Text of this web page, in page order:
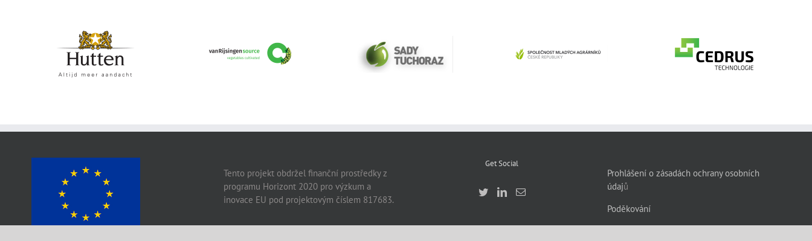
Hutten vanRijsingeningredients
Sady Tuchoraz Spol
Společnost mladých
CEDRUS Spółka z
ograniczoną
odpowiedzialnością
Tento projekt obdržel finanční prostředky z
programu Horizont 2020 pro výzkum a
inovace EU pod projektovým číslem 817683.
Get Social
Prohlášení o zásadách ochrany osobních
údajů
Poděkování